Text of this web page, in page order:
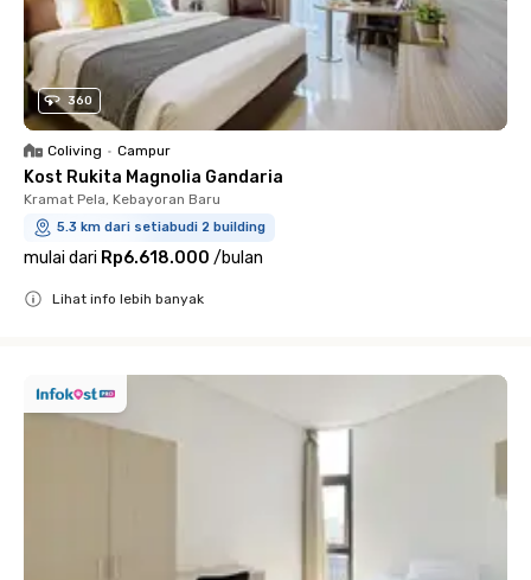
360
Coliving • Campur
Kost Rukita Magnolia Gandaria
Kramat Pela, Kebayoran Baru
5.3 km dari setiabudi 2 building
mulai dari Rp6.618.000 /bulan
Lihat info lebih banyak